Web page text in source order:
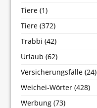
Tiere (1)
Tiere (372)
Trabbi (42)
Urlaub (62)
Versicherungsfälle (24)
Weichei-Wörter (428)
Werbung (73)